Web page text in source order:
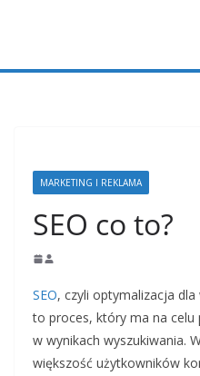
MARKETING I REKLAMA
SEO co to?
SEO, czyli optymalizacja
to proces, który ma na
w wynikach wyszukiwania.
większość użytkowników